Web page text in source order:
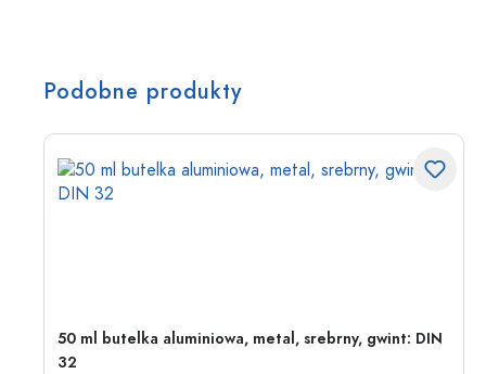
Podobne produkty
50 ml butelka aluminiowa, metal, srebrny, gwint: DIN
32